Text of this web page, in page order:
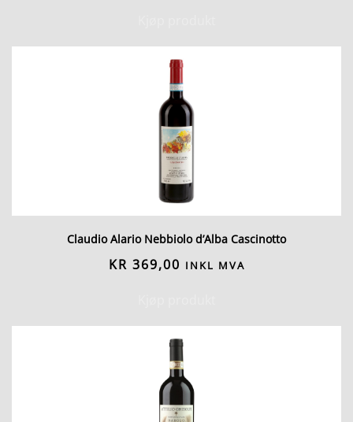
Claudio Alario Nebbiolo d’Alba Cascinotto
KR 369,00 INKL MVA